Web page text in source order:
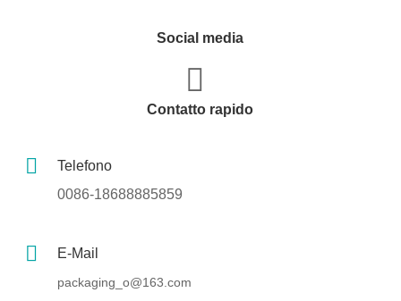
Social media
Contatto rapido
Telefono
0086-18688885859
E-Mail
packaging_o@163.com